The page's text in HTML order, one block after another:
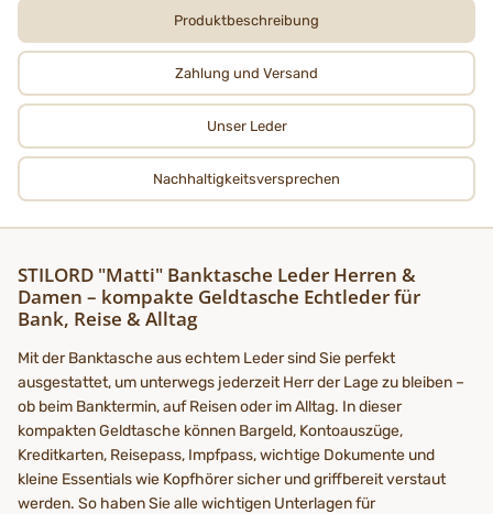
Produktbeschreibung
Zahlung und Versand
Unser Leder
Nachhaltigkeits­­­versprechen
STILORD "Matti" Banktasche Leder Herren &
Damen – kompakte Geldtasche Echtleder für
Bank, Reise & Alltag
Mit der Banktasche aus echtem Leder sind Sie perfekt
ausgestattet, um unterwegs jederzeit Herr der Lage zu bleiben –
ob beim Banktermin, auf Reisen oder im Alltag. In dieser
kompakten Geldtasche können Bargeld, Kontoauszüge,
Kreditkarten, Reisepass, Impfpass, wichtige Dokumente und
kleine Essentials wie Kopfhörer sicher und griffbereit verstaut
werden. So haben Sie alle wichtigen Unterlagen für